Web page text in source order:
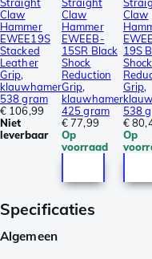
Claw
Hammer
EWEE19S
Stacked
Leather
Grip,
klauwhamer
538 gram
€ 106,99
Niet
leverbaar
Claw
Hammer
EWEEB-
15SR Black
Shock
Reduction
Grip,
klauwhamer
425 gram
€ 77,99
Op
voorraad
Claw
19S
Shock
Grip,
538
€
Op
Specificaties
Algemeen